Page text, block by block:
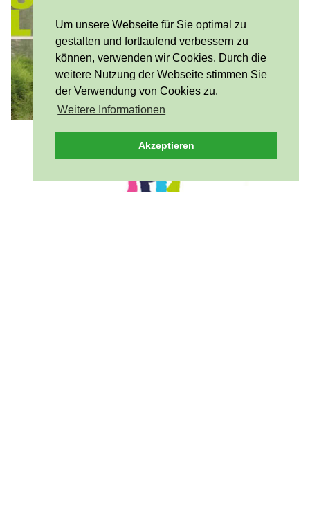
Um unsere Webseite für Sie optimal zu
gestalten und fortlaufend verbessern zu
können, verwenden wir Cookies. Durch die
weitere Nutzung der Webseite stimmen Sie
der Verwendung von Cookies zu.
Weitere Informationen
Akzeptieren